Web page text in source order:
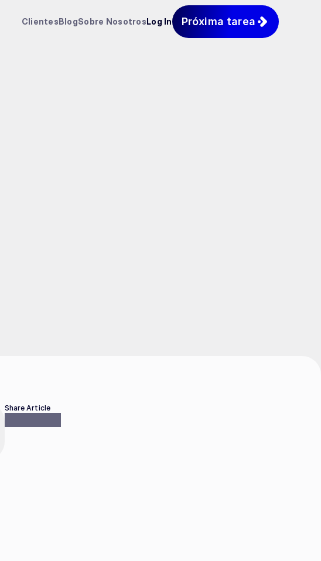
ClientesBlogSobre NosotrosLog In Próxima tarea
Share Article